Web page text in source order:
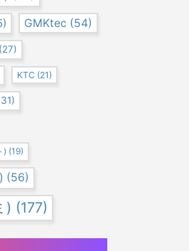
GMKtec (54)
(27)
KTC (21)
) (19)
(56)
) (177)